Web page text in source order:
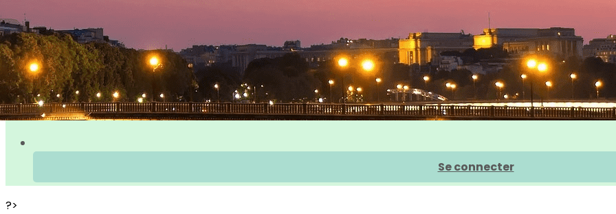
Se connecter
?>